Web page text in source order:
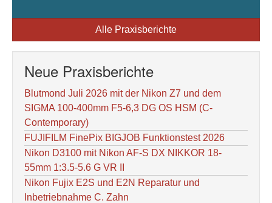
Alle Praxisberichte
Neue Praxisberichte
Blutmond Juli 2026 mit der Nikon Z7 und dem
SIGMA 100-400mm F5-6,3 DG OS HSM (C-
Contemporary)
FUJIFILM FinePix BIGJOB Funktionstest 2026
Nikon D3100 mit Nikon AF-S DX NIKKOR 18-
55mm 1:3.5-5.6 G VR II
Nikon Fujix E2S und E2N Reparatur und
Inbetriebnahme C. Zahn